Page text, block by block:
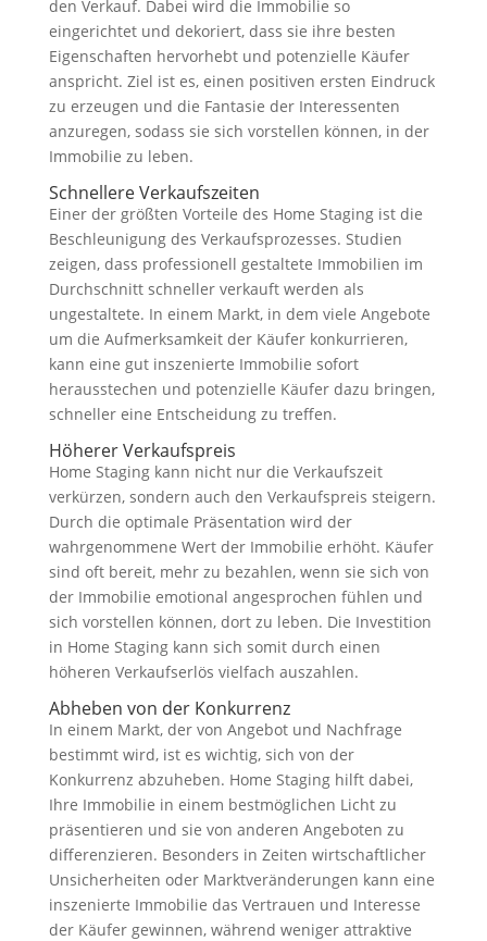
den Verkauf. Dabei wird die Immobilie so
eingerichtet und dekoriert, dass sie ihre besten
Eigenschaften hervorhebt und potenzielle Käufer
anspricht. Ziel ist es, einen positiven ersten Eindruck
zu erzeugen und die Fantasie der Interessenten
anzuregen, sodass sie sich vorstellen können, in der
Immobilie zu leben.
Schnellere Verkaufszeiten
Einer der größten Vorteile des Home Staging ist die
Beschleunigung des Verkaufsprozesses. Studien
zeigen, dass professionell gestaltete Immobilien im
Durchschnitt schneller verkauft werden als
ungestaltete. In einem Markt, in dem viele Angebote
um die Aufmerksamkeit der Käufer konkurrieren,
kann eine gut inszenierte Immobilie sofort
herausstechen und potenzielle Käufer dazu bringen,
schneller eine Entscheidung zu treffen.
Höherer Verkaufspreis
Home Staging kann nicht nur die Verkaufszeit
verkürzen, sondern auch den Verkaufspreis steigern.
Durch die optimale Präsentation wird der
wahrgenommene Wert der Immobilie erhöht. Käufer
sind oft bereit, mehr zu bezahlen, wenn sie sich von
der Immobilie emotional angesprochen fühlen und
sich vorstellen können, dort zu leben. Die Investition
in Home Staging kann sich somit durch einen
höheren Verkaufserlös vielfach auszahlen.
Abheben von der Konkurrenz
In einem Markt, der von Angebot und Nachfrage
bestimmt wird, ist es wichtig, sich von der
Konkurrenz abzuheben. Home Staging hilft dabei,
Ihre Immobilie in einem bestmöglichen Licht zu
präsentieren und sie von anderen Angeboten zu
differenzieren. Besonders in Zeiten wirtschaftlicher
Unsicherheiten oder Marktveränderungen kann eine
inszenierte Immobilie das Vertrauen und Interesse
der Käufer gewinnen, während weniger attraktive